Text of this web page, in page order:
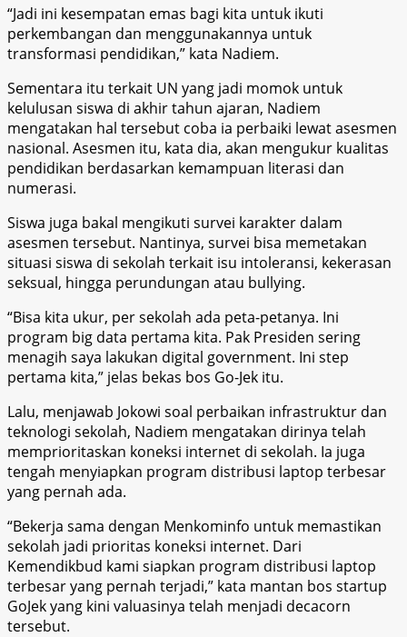
“Jadi ini kesempatan emas bagi kita untuk ikuti
perkembangan dan menggunakannya untuk
transformasi pendidikan,” kata Nadiem.
Sementara itu terkait UN yang jadi momok untuk
kelulusan siswa di akhir tahun ajaran, Nadiem
mengatakan hal tersebut coba ia perbaiki lewat asesmen
nasional. Asesmen itu, kata dia, akan mengukur kualitas
pendidikan berdasarkan kemampuan literasi dan
numerasi.
Siswa juga bakal mengikuti survei karakter dalam
asesmen tersebut. Nantinya, survei bisa memetakan
situasi siswa di sekolah terkait isu intoleransi, kekerasan
seksual, hingga perundungan atau bullying.
“Bisa kita ukur, per sekolah ada peta-petanya. Ini
program big data pertama kita. Pak Presiden sering
menagih saya lakukan digital government. Ini step
pertama kita,” jelas bekas bos Go-Jek itu.
Lalu, menjawab Jokowi soal perbaikan infrastruktur dan
teknologi sekolah, Nadiem mengatakan dirinya telah
memprioritaskan koneksi internet di sekolah. Ia juga
tengah menyiapkan program distribusi laptop terbesar
yang pernah ada.
“Bekerja sama dengan Menkominfo untuk memastikan
sekolah jadi prioritas koneksi internet. Dari
Kemendikbud kami siapkan program distribusi laptop
terbesar yang pernah terjadi,” kata mantan bos startup
GoJek yang kini valuasinya telah menjadi decacorn
tersebut.